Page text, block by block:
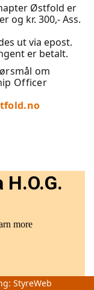
Østfold er
og kr. 300,- Ass.
ut via epost.
er betalt.
om
Officer
StyreWeb